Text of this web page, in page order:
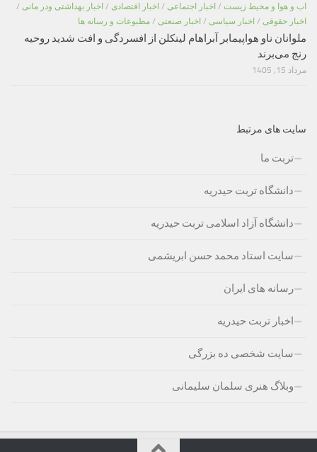
اب و هوا و محیط زیست / اخبار اجتماعی / اخبار اقتصادی / اخبار بهداشتی ودر مانی /
اخبار حقوقی / اخبار سیاسی / اخبار صنعتی / مطبوعات و رسانه ها
ملوانان ناو هواپیمابر آبراهام لینکلن از افسردگی و افت شدید روحیه
رنج می‌برند
مرداد 15, 1405
سایت های مرتبط
تربت ما
دانشگاه تربت حیدریه
دانشگاه آزاد اسلامی تربت حیدریه
سایت استاد محمد حسن ابریشمی
رسانه های ایران
اخبار تربت حیدریه
سایت شخصی ده بزرگی
وبلاگ هنری سلمان سلیمانی